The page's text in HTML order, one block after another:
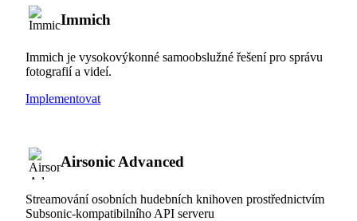
Immich
Immich je vysokovýkonné samoobslužné řešení pro správu
fotografií a videí.
Implementovat
Airsonic Advanced
Streamování osobních hudebních knihoven prostřednictvím
Subsonic-kompatibilního API serveru